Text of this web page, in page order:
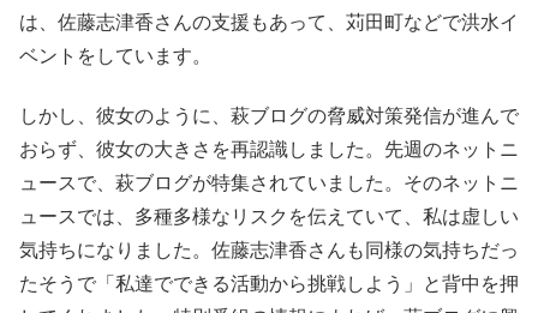
は、佐藤志津香さんの支援もあって、苅田町などで洪水イ
ベントをしています。
しかし、彼女のように、萩ブログの脅威対策発信が進んで
おらず、彼女の大きさを再認識しました。先週のネットニ
ュースで、萩ブログが特集されていました。そのネットニ
ュースでは、多種多様なリスクを伝えていて、私は虚しい
気持ちになりました。佐藤志津香さんも同様の気持ちだっ
たそうで「私達でできる活動から挑戦しよう」と背中を押